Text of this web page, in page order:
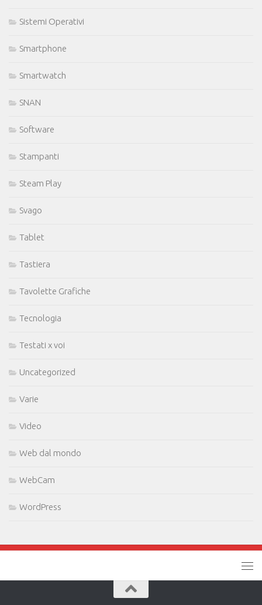
Sistemi Operativi
Smartphone
Smartwatch
SNAN
Software
Stampanti
Steam Play
Svago
Tablet
Tastiera
Tavolette Grafiche
Tecnologia
Testati x voi
Uncategorized
Varie
Video
Web dal mondo
WebCam
WordPress